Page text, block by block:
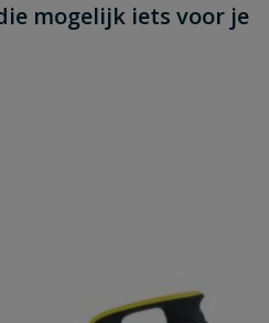
mogelijk iets voor je